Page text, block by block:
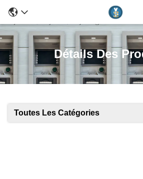
Détails Des
Toutes Les Catégories